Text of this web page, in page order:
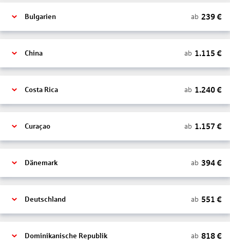
Bulgarien ab 239€
China ab 1.115 €
Costa Rica ab 1.240€
Curaçao ab 1.157 €
Dänemark ab 394€
Deutschland ab 551 €
Dominikanische Republik ab 818€